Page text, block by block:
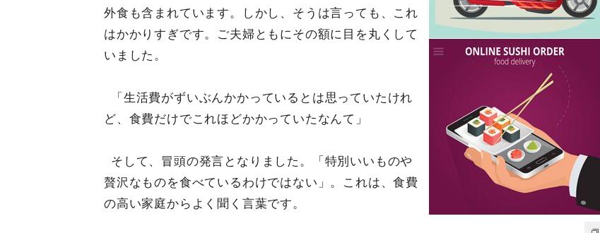
外食も含まれています。しかし、そうは言っても、これ
はかかりすぎです。ご夫婦ともにその額に目を丸くして
いました。
「生活費がずいぶんかかっているとは思っていたけれ
ど、食費だけでこれほどかかっていたなんて」
そして、冒頭の発言となりました。「特別いいものや
贅沢なものを食べているわけではない」。これは、食費
の高い家庭からよく聞く言葉です。